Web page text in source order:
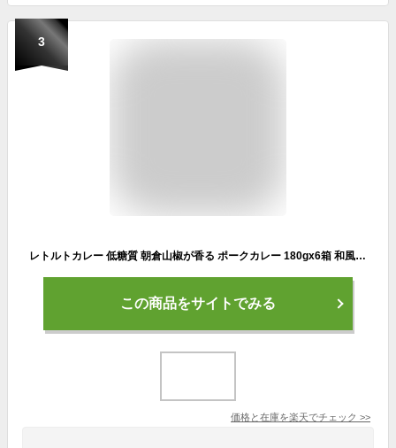
3
レトルトカレー 低糖質 朝倉山椒が香る ポークカレー 180gx6箱 和風 糖質 常温保存 本枯鰹 さんしょう 三田ポーク 兵庫県 低カロリー 仕送り プレゼント 贈り物 御歳暮 健康志向 ご当地 キャンプ キャンプ飯 アウトドア ギフト 買い回り 福袋 訳あり
この商品をサイトでみる
価格と在庫を楽天でチェック >>